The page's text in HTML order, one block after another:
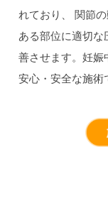
れており、 関節
ある部位に適切な
善させます。妊娠
安心・安全な施術